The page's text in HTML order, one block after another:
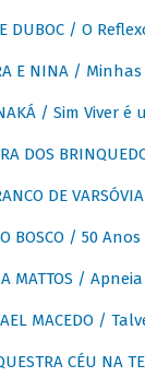
DUBOC / O
E NINA /
/ Sim Viver é
DOS
DE
BOSCO / 50
MATTOS / Apneia
MACEDO /
CÉU NA